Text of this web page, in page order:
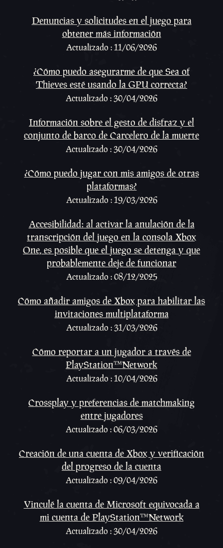
Denuncias y solicitudes en el juego para
obtener más información
Actualizado : 11/06/2026
¿Cómo puedo asegurarme de que Sea of
Thieves esté usando la GPU correcta?
Actualizado : 30/04/2026
Información sobre el gesto de disfraz y el
conjunto de barco de Carcelero de la muerte
Actualizado : 30/04/2026
¿Cómo puedo jugar con mis amigos de otras
plataformas?
Actualizado : 19/03/2026
Accesibilidad: al activar la anulación de la
transcripción del juego en la consola Xbox
One, es posible que el juego se detenga y que
probablemente deje de funcionar
Actualizado : 08/12/2025
Cómo añadir amigos de Xbox para habilitar las
invitaciones multiplataforma
Actualizado : 31/03/2026
Cómo reportar a un jugador a través de
PlayStation™Network
Actualizado : 10/04/2026
Crossplay y preferencias de matchmaking
entre jugadores
Actualizado : 06/03/2026
Creación de una cuenta de Xbox y verificación
del progreso de la cuenta
Actualizado : 09/04/2026
Vinculé la cuenta de Microsoft equivocada a
mi cuenta de PlayStation™Network
Actualizado : 30/04/2026